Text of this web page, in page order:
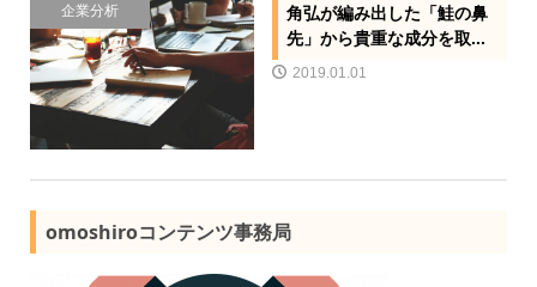
企業分析
角弘が編み出した「鮭の鼻
先」から貴重な成分を取...
2019.01.01
omoshiroコンテンツ事務局